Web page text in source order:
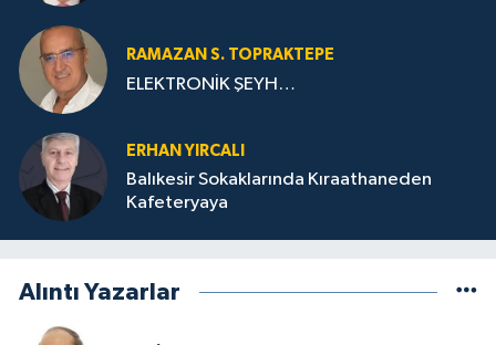
RAMAZAN S. TOPRAKTEPE
ELEKTRONİK ŞEYH…
ERHAN YIRCALI
Balıkesir Sokaklarında Kıraathaneden
Kafeteryaya
Alıntı Yazarlar